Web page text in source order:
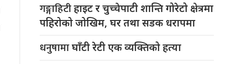
गङ्गाहिटीहाइट र चुच्चेपाटी शान्ति गोरेटो क्षेत्रमा
पहिरोको जोखिम, घर तथा सडक धरापमा
धनुषामाघाँटी रेटी एक व्यक्तिको हत्या